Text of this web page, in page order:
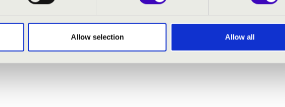
Allow selection Allow all